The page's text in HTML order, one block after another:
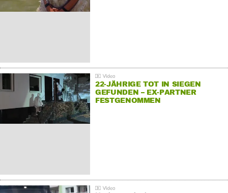
22-JÄHRIGE TOT IN SIEGEN
GEFUNDEN – EX-PARTNER
FESTGENOMMEN